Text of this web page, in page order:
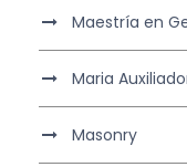
Maestría en
Maria
Masonry